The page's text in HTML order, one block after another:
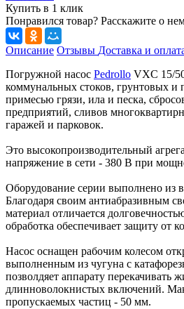
Купить в 1 клик
Понравился товар? Расскажите о
Описание Отзывы Доставка и
Погружной насос Pedrollo VXC 15/
коммунальных стоков, грунтовых и
примесью грязи, ила и песка,
предприятий, сливов
гаражей и парковок.
Это высокопроизводительный
напряжение в сети - 380 В при
Оборудование серии выполнено из
Благодаря своим антиабразивным
материал отличается
обработка обеспечивает защиту от
Насос оснащен рабочим колесом
выполненным из чугуна с
позволдяет аппарату перекачивать
длинноволокнистых включений.
пропускаемых частиц - 50 мм.